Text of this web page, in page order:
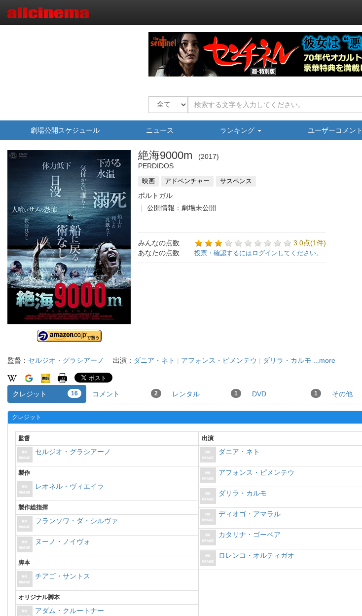
劇場公開スケジュール ニュース ランキング ユーザーコメント
絶海9000m
2017
PERDIDOS
映画 アドベンチャー サスペンス
ポルトガル
公開情報：劇場未公開
みんなの点数
3.0点(1件)
あなたの点数
投票・確認するにはログインしてください。
監督： セルジオ・グラシアーノ 出演： ダニア・ネト | アフォンス・ピメンテウ | ダリラ・カルモ ...more
クレジット 16 コメント 2 レンタル 1 DVD 1 その他
クレジット
監督
セルジオ・グラシアーノ
製作
レオネル・ヴィエイラ
製作総指揮
フランソワ・ダ・シルヴァ
ヌーノ・ノイヴォ
脚本
チアゴ・サントス
オリジナル脚本
アダム・クルートナー
出演
ダニア・ネト
アフォンス・ピメンテウ
ダリラ・カルモ
ディオゴ・アマラル
カタリナ・ゴーベア
ロレンコ・オルティガオ